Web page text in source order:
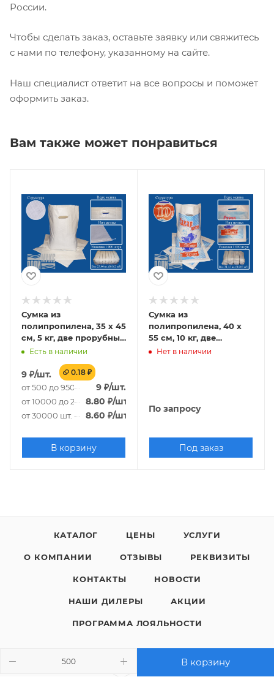
В корзину
России.
Чтобы сделать заказ, оставьте заявку или свяжитесь
с нами по телефону, указанному на сайте.
Наш специалист ответит на все вопросы и поможет
оформить заказ.
Вам также может понравиться
Сумка из
полипропилена, 35 х 45
см, 5 кг, две прорубные
ручки, белый
Есть в наличии
9 ₽/шт. 0.18 ₽
от 500 до 9500 шт. 9 ₽/шт.
от 10000 до 29500 шт.
8.80 ₽/шт.
от 30000 шт. 8.60 ₽/шт.
В корзину
Сумка из
полипропилена, 40 х
55 см, 10 кг, две
прорубные ручки
Нет в наличии
По запросу
Под заказ
КАТАЛОГ ЦЕНЫ УСЛУГИ
О КОМПАНИИ ОТЗЫВЫ РЕКВИЗИТЫ
КОНТАКТЫ НОВОСТИ
НАШИ ДИЛЕРЫ АКЦИИ
ПРОГРАММА ЛОЯЛЬНОСТИ